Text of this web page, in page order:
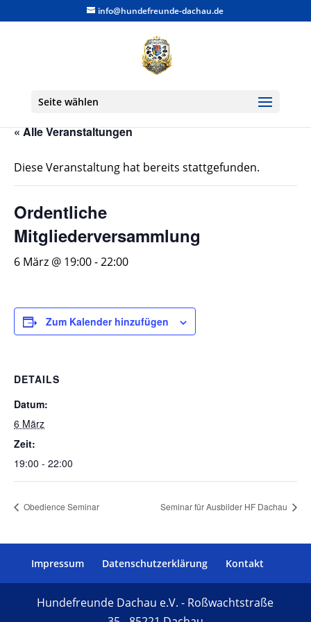
info@hundefreunde-dachau.de
Seite wählen
« Alle Veranstaltungen
Diese Veranstaltung hat bereits stattgefunden.
Ordentliche
Mitgliederversammlung
6 März @ 19:00-22:00
Zum Kalender hinzufügen
DETAILS
Datum:
6 März
Zeit:
19:00 - 22:00
Obedience Seminar Seminar für Ausbilder HF Dachau
Impressum Datenschutzerklärung Kontakt
Hundefreunde Dachau e.V. - Roßwachtstraße